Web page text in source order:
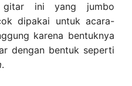
gitar ini yang jumbo
dipakai untuk acara-
karena bentuknya
dengan bentuk seperti
.